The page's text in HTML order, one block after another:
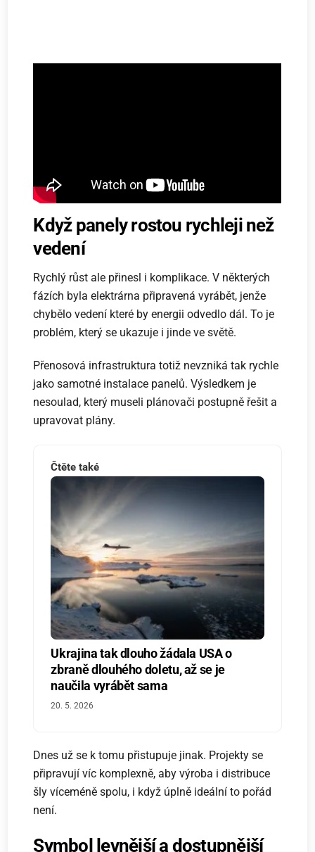
Když panely rostou rychleji než
vedení
Rychlý růst ale přinesl i komplikace. V některých
fázích byla elektrárna připravená vyrábět, jenže
chybělo vedení které by energii odvedlo dál. To je
problém, který se ukazuje i jinde ve světě.
Přenosová infrastruktura totiž nevzniká tak rychle
jako samotné instalace panelů. Výsledkem je
nesoulad, který museli plánovači postupně řešit a
upravovat plány.
Čtěte také
Ukrajina tak dlouho žádala USA o
zbraně dlouhého doletu, až se je
naučila vyrábět sama
20. 5. 2026
Dnes už se k tomu přistupuje jinak. Projekty se
připravují víc komplexně, aby výroba i distribuce
šly víceméně spolu, i když úplně ideální to pořád
není.
Symbol levnější a dostupnější